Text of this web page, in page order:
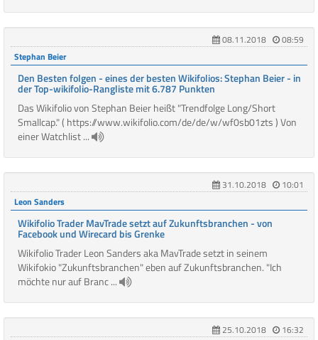
08.11.2018
08:59
Stephan Beier
Den Besten folgen - eines der besten Wikifolios: Stephan Beier - in
der Top-wikifolio-Rangliste mit 6.787 Punkten
Das Wikifolio von Stephan Beier heißt "Trendfolge Long/Short
Smallcap." ( https://www.wikifolio.com/de/de/w/wf0sb01zts ) Von
einer Watchlist ...
31.10.2018
10:01
Leon Sanders
Wikifolio Trader MavTrade setzt auf Zukunftsbranchen - von
Facebook und Wirecard bis Grenke
Wikifolio Trader Leon Sanders aka MavTrade setzt in seinem
Wikifokio "Zukunftsbranchen" eben auf Zukunftsbranchen. "Ich
möchte nur auf Branc ...
25.10.2018
16:32